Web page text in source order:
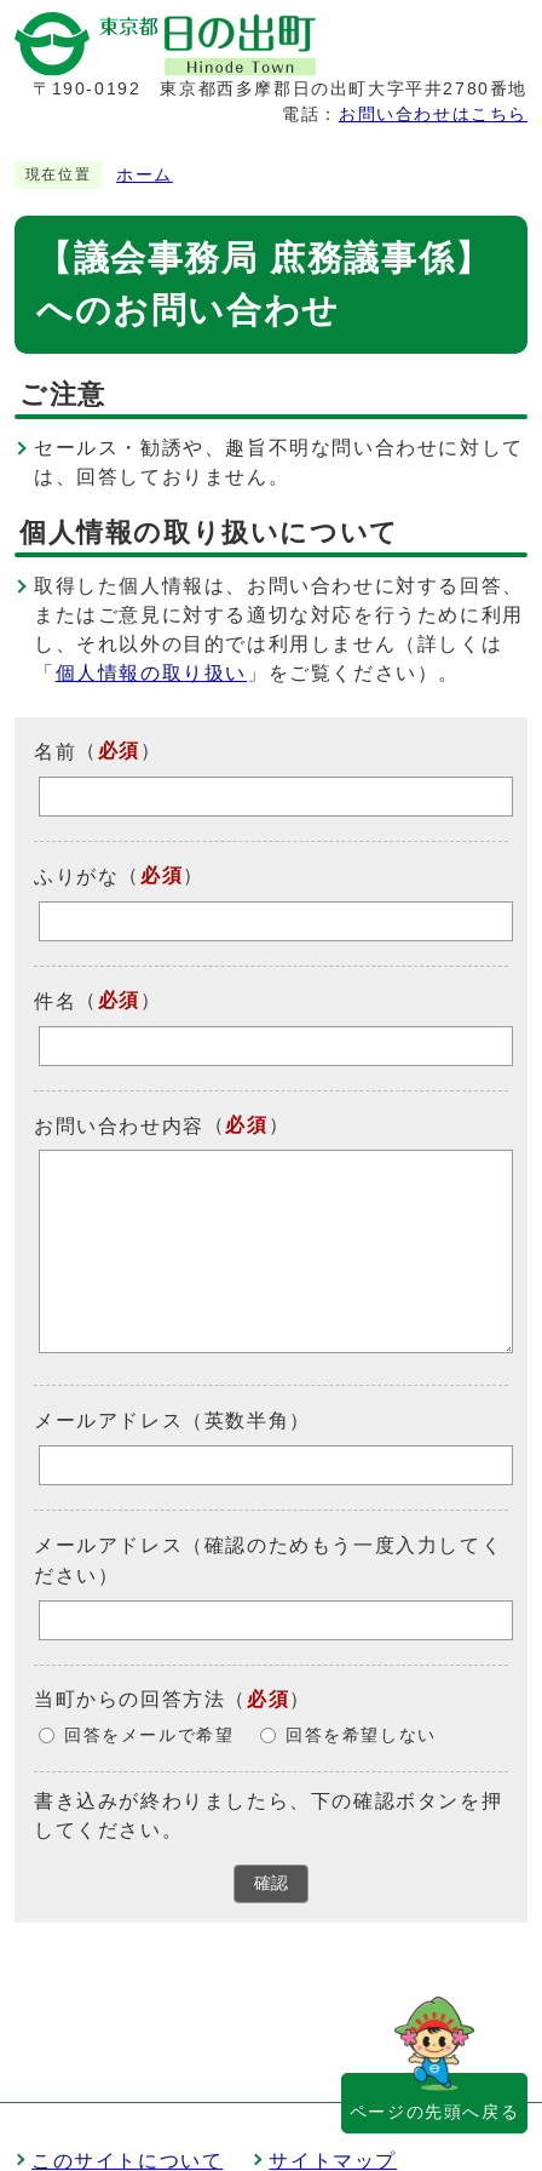
〒190-0192
東京都西多摩郡日の出町大字平井2780番地
電話： お問い合わせはこちら
現在位置 ホーム
【議会事務局 庶務議事係】
へのお問い合わせ
ご注意
セールス・勧誘や、趣旨不明な問い合わせに対して
は、回答しておりません。
個人情報の取り扱いについて
取得した個人情報は、お問い合わせに対する回答、
またはご意見に対する適切な対応を行うために利用
し、それ以外の目的では利用しません（詳しくは
「 個人情報の取り扱い 」をご覧ください）。
名前 （ 必須 ）
ふりがな （ 必須）
件名 （ 必須 ）
お問い合わせ内容 （ 必須 ）
メールアドレス（英数半角）
メールアドレス（確認のためもう一度入力してく
ださい）
当町からの回答方法 （ 必須）
回答をメールで希望 回答を希望しない
書き込みが終わりましたら、下の確認ボタンを押
してください。
確認
このサイトについて サイトマップ
ページの先頭へ戻る